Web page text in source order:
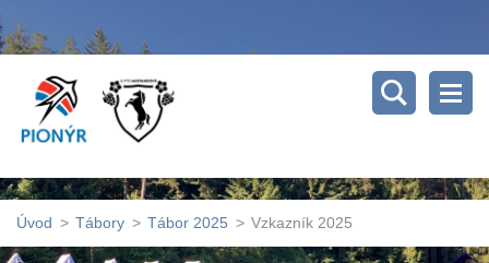
Úvod > Tábory > Tábor 2025 > Vzkazník 2025